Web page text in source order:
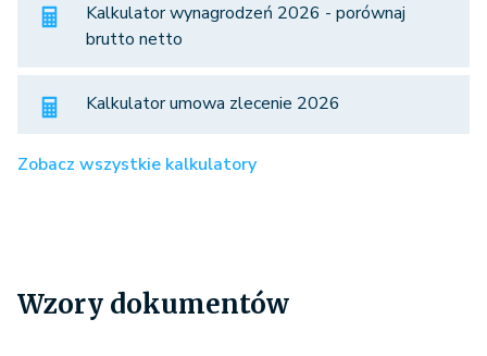
Kalkulator wynagrodzeń 2026 - porównaj
brutto netto
Kalkulator umowa zlecenie 2026
Zobacz wszystkie kalkulatory
Wzory dokumentów